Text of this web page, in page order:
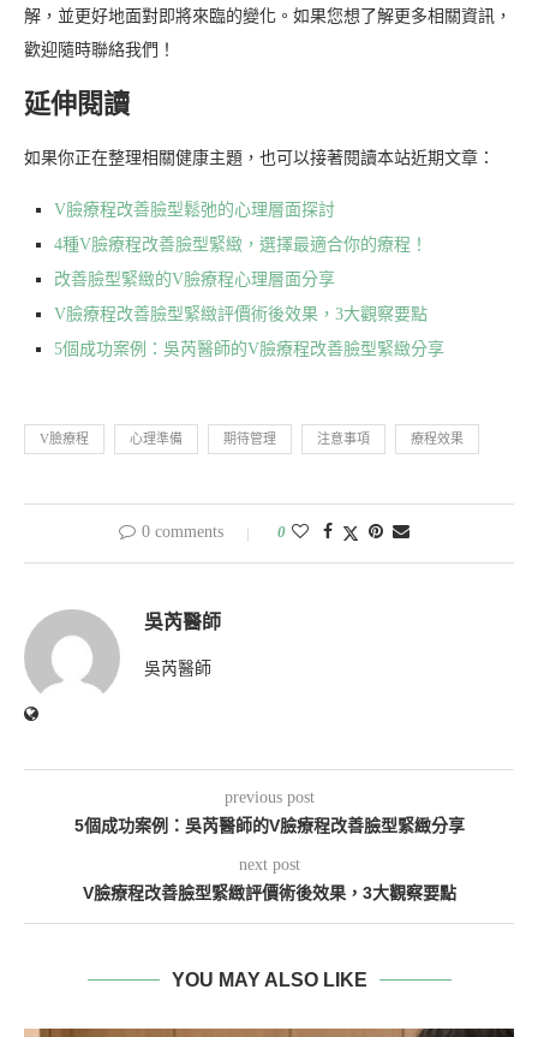
解，並更好地面對即將來臨的變化。如果您想了解更多相關資訊，
歡迎隨時聯絡我們！
延伸閱讀
如果你正在整理相關健康主題，也可以接著閱讀本站近期文章：
V臉療程改善臉型鬆弛的心理層面探討
4種V臉療程改善臉型緊緻，選擇最適合你的療程！
改善臉型緊緻的V臉療程心理層面分享
V臉療程改善臉型緊緻評價術後效果，3大觀察要點
5個成功案例：吳芮醫師的V臉療程改善臉型緊緻分享
V臉療程 心理準備 期待管理 注意事項 療程效果
0 comments 0
吳芮醫師
吳芮醫師
previous post
5個成功案例：吳芮醫師的V臉療程改善臉型緊緻分享
next post
V臉療程改善臉型緊緻評價術後效果，3大觀察要點
YOU MAY ALSO LIKE